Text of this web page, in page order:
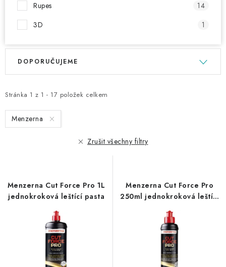
Rupes
14
3D
1
V
i
s
p
u
k
Stránka 1 z 1 - 17 položek celkem
Ř
e
n
í
d
u
DOPORUČUJEME
Menzerna
Zrušit všechny filtry
Menzerna Cut Force Pro 1L
jednokroková leštící pasta
Menzerna Cut Force Pro
250ml jednokroková leštící